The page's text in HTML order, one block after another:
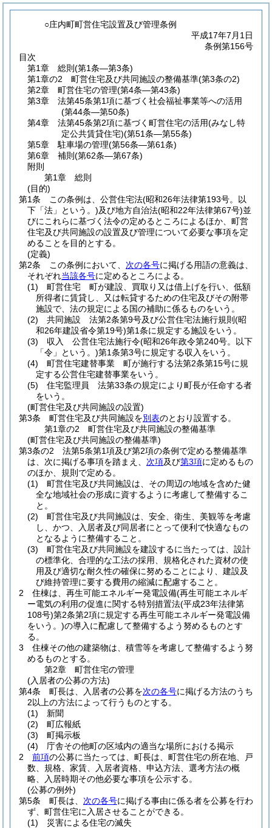
○庄内町町営住宅設置及び管理条例
平成17年7月1日
条例第156号
目次
第1章
総則 (第1条―第3条)
第1章の2
町営住宅及び共同施設の整備基準(第3条の2)
第2章
町営住宅の管理(第4条―第43条)
第3章
法第45条第1項に基づく社会福祉事業等への活用
(第44条―第50条)
第4章
法第45条第2項に基づく町営住宅の活用(みなし特
定公共賃貸住宅)(第51条―第55条)
第5章
駐車場の管理(第56条―第61条)
第6章
補則 (第62条―第67条)
附則
第1章
総則
(目的)
第1条
この条例は、公営住宅法(昭和26年法律第193号。以
下「法」という。)及び地方自治法(昭和22年法律第67号)並
びにこれらに基づく法令の定めるところによるほか、町営
住宅及び共同施設の設置及び管理について必要な事項を定
めることを目的とする。
(定義)
第2条
この条例において、 次の各号に掲げる用語の意義は、
それぞれ当該各号に定めるところによる。
(1)
町営住宅 町が建設、買取り又は借上げを行い、低額
所得者に賃貸し、又は転貸するための住宅及びその附帯
施設で、法の規定による国の補助に係るものをいう。
(2)
共同施設 法第2条第9号及び公営住宅法施行規則 (昭
和26年建設省令第19号)第1条に規定する施設をいう。
(3)
収入 公営住宅法施行令(昭和26年政令第240号。以下
「令」という。)第1条第3号に規定する収入をいう。
(4)
町営住宅建替事業 町が施行する法第2条第15号に規
定する公営住宅建替事業をいう。
(5)
住宅監理員 法第33条の規定により町長が任命する者
をいう。
(町営住宅及び共同施設の設置)
第3条
町営住宅及び共同施設を別表のとおり設置する。
第1章の2
町営住宅及び共同施設の整備基準
(町営住宅及び共同施設の整備基準)
第3条の2
法第5条第1項及び第2項の条例で定める整備基準
は、次に掲げる事項を踏まえ、 次項及び第3項に定めるもの
のほか、規則で定める。
(1)
町営住宅及び共同施設は、その周辺の地域を含めた健
全な地域社会の形成に資するように考慮して整備するこ
と。
(2)
町営住宅及び共同施設は、安全、衛生、美観等を考慮
し、かつ、入居者及び同居者にとって便利で快適なもの
となるように整備すること。
(3)
町営住宅及び共同施設を建設するに当たっては、設計
の標準化、合理的な工法の採用、規格化された資材の使
用及び適切な耐久性の確保に努めることにより、建設及
び維持管理に要する費用の縮減に配慮すること。
2
住棟は、再生可能エネルギー発電設備(再生可能エネルギ
ー電気の利用の促進に関する特別措置法(平成23年法律第
108号)第2条第2項に規定する再生可能エネルギー発電設備
をいう。)の導入に配慮して整備するよう努めるものとす
る。
3
住棟その他の建築物は、積雪等を考慮して整備するよう努
めるものとする。
第2章
町営住宅の管理
(入居者の公募の方法)
第4条
町長は、入居者の公募を次の各号に掲げる方法のうち
2以上の方法によって行うものとする。
(1)
新聞
(2)
町広報紙
(3)
町掲示板
(4)
庁舎その他町の区域内の適当な場所における掲示
2
前項の公募に当たっては、町長は、町営住宅の所在地、戸
数、規格、家賃、入居者資格、申込方法、選考方法の概
略、入居時期その他必要な事項を公示する。
(公募の例外)
第5条
町長は、 次の各号に掲げる事由に係る者を公募を行わ
ず、町営住宅に入居させることができる。
(1)
災害による住宅の滅失